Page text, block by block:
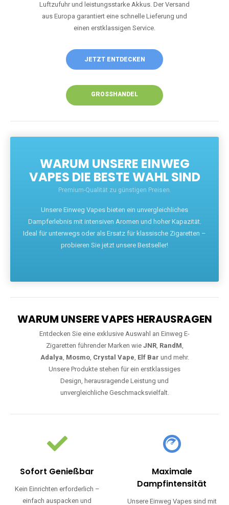
Luftzufuhr und leistungsstarke Akkus. Der Versand
aus Europa garantiert eine schnelle Lieferung und
einen erstklassigen Service.
JETZT ENTDECKEN
GROSSHANDEL
WARUM UNSERE EINWEG
VAPES DIE BESTE WAHL SIND
Premium-Qualität zu günstigen Preisen.
Unsere Einweg Vapes bieten ein unvergleichliches
Dampferlebnis mit intensiven Aromen und hoher Kapazität.
Ideal für unterwegs oder als Ersatz für klassische Zigaretten –
probieren Sie jetzt unsere Bestseller!
WARUM UNSERE VAPES HERAUSRAGEN
Entdecken Sie eine exklusive Auswahl an Einweg E-
Zigaretten führender Marken wie JNR, RandM,
Adalya, Mosmo, Crystal Vape, Elf Bar und mehr.
Unsere Produkte stehen für ein erstklassiges
Design, herausragende Leistung und
unvergleichliche Geschmacksvielfalt.
Sofort Genießbar
Kein Einrichten erforderlich –
einfach auspacken und
Maximale
Dampfintensität
Unsere Einweg Vapes sind mit